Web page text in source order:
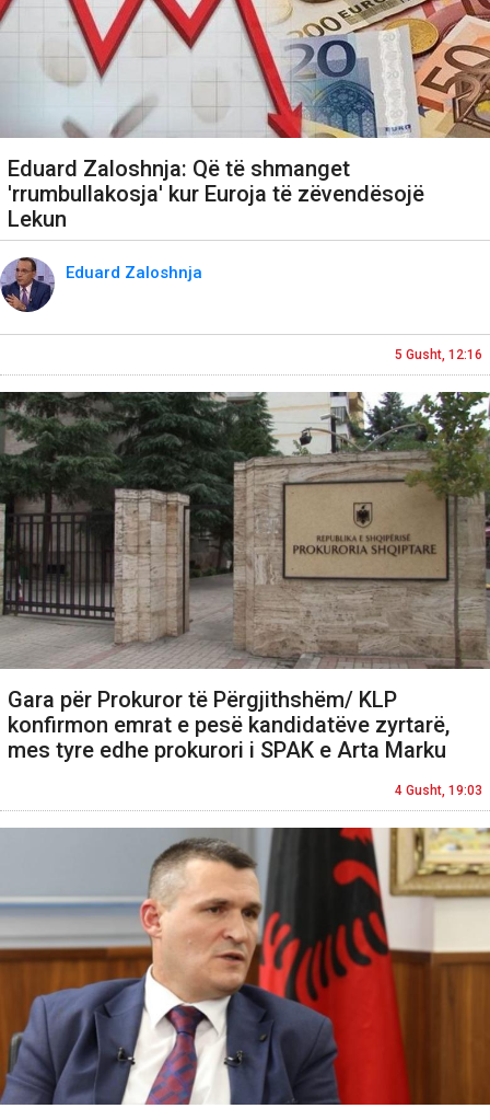
Eduard Zaloshnja: Që të shmanget
'rrumbullakosja' kur Euroja të zëvendësojë
Lekun
Eduard Zaloshnja
5 Gusht, 12:16
Gara për Prokuror të Përgjithshëm/ KLP
konfirmon emrat e pesë kandidatëve zyrtarë,
mes tyre edhe prokurori i SPAK e Arta Marku
4 Gusht, 19:03